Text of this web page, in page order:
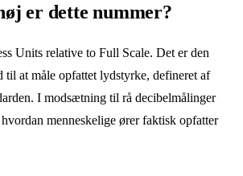
er dette nummer?
Units relative to Full Scale. Det er den
til at måle opfattet lydstyrke, defineret af
I modsætning til rå decibelmålinger
menneskelige ører faktisk opfatter